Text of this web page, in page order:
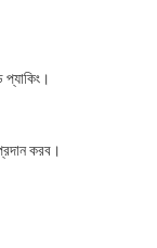
প্যাকিং।
করব।